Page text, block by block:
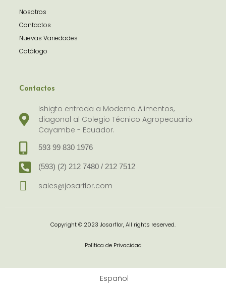
Nosotros
Contactos
Nuevas Variedades
Catálogo
Contactos
Ishigto entrada a Moderna Alimentos,
diagonal al Colegio Técnico Agropecuario.
Cayambe - Ecuador.
593 99 830 1976
(593) (2) 212 7480 / 212 7512
sales@josarflor.com
Copyright © 2023 Josarflor, All rights reserved.
Politica de Privacidad
Español